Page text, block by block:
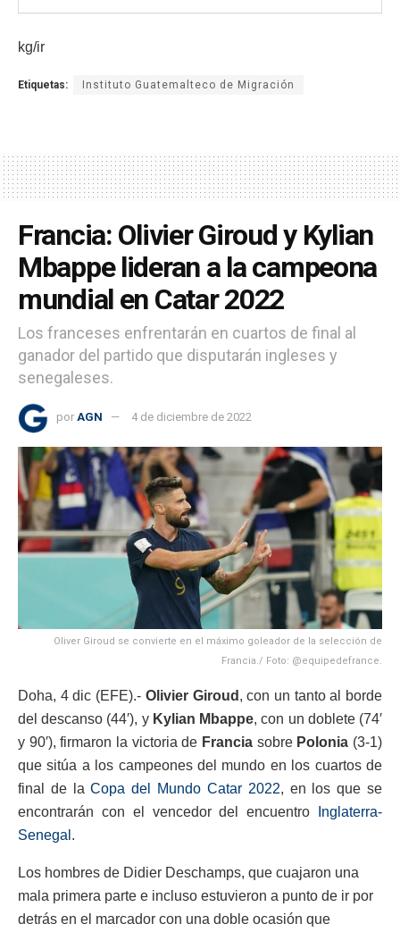
kg/ir
Etiquetas: Instituto Guatemalteco de Migración
Francia: Olivier Giroud y Kylian
Mbappe lideran a la campeona
mundial en Catar 2022
Los franceses enfrentarán en cuartos de final al
ganador del partido que disputarán ingleses y
senegaleses.
por AGN 4 de diciembre de 2022
Oliver Giroud se convierte en el máximo goleador de la selección de
Francia./ Foto: @equipedefrance.
Doha, 4 dic (EFE).- Olivier Giroud , con un tanto al borde
del descanso (44′), y Kylian Mbappe, con un doblete (74′
y 90′), firmaron la victoria de Francia sobrePolonia (3-1)
que sitúa a los campeones del mundo en los cuartos de
final de laCopa del Mundo Catar 2022, en los que se
encontrarán con el vencedor del encuentro
Inglaterra-
Senegal .
Los hombres de Didier Deschamps, que cuajaron una
mala primera parte e incluso estuvieron a punto de ir por
detrás en el marcador con una doble ocasión que